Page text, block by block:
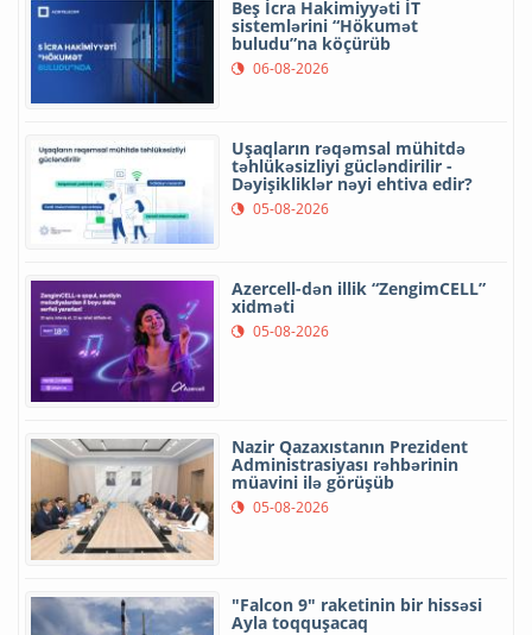
Beş İcra Hakimiyyəti İT
sistemlərini “Hökumət
buludu”na köçürüb
06-08-2026
Uşaqların rəqəmsal mühitdə
təhlükəsizliyi gücləndirilir -
Dəyişikliklər nəyi ehtiva edir?
05-08-2026
Azercell-dən illik “ZengimCELL”
xidməti
05-08-2026
Nazir Qazaxıstanın Prezident
Administrasiyası rəhbərinin
müavini ilə görüşüb
05-08-2026
"Falcon 9" raketinin bir hissəsi
Ayla toqquşacaq